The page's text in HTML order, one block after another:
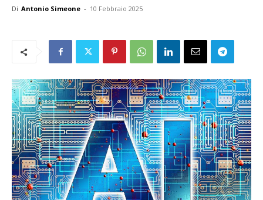
Di Antonio Simeone - 10 Febbraio 2025